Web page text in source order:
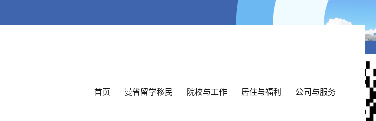
首页 曼省留学移民 院校与工作 居住与福利 公司与服务